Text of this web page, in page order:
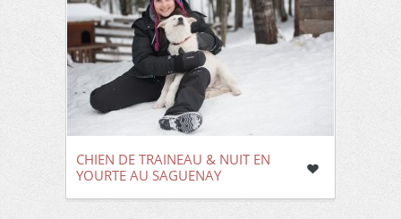
CHIEN DE TRAINEAU & NUIT EN
YOURTE AU SAGUENAY